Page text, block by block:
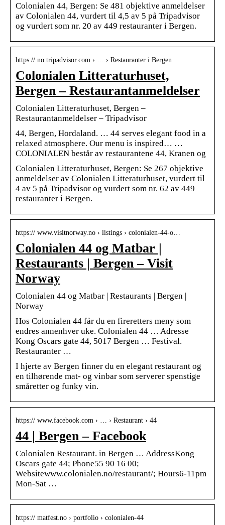
Colonialen 44, Bergen: Se 481 objektive anmeldelser
av Colonialen 44, vurdert til 4,5 av 5 på Tripadvisor
og vurdert som nr. 20 av 449 restauranter i Bergen.
https:// no.tripadvisor.com › … › Restauranter i Bergen
Colonialen Litteraturhuset,
Bergen – Restaurantanmeldelser
Colonialen Litteraturhuset, Bergen –
Restaurantanmeldelser – Tripadvisor
44, Bergen, Hordaland. … 44 serves elegant food in a
relaxed atmosphere. Our menu is inspired… …
COLONIALEN består av restaurantene 44, Kranen og
Colonialen Litteraturhuset, Bergen: Se 267 objektive
anmeldelser av Colonialen Litteraturhuset, vurdert til
4 av 5 på Tripadvisor og vurdert som nr. 62 av 449
restauranter i Bergen.
https:// www.visitnorway.no › listings › colonialen-44-o…
Colonialen 44 og Matbar |
Restaurants | Bergen – Visit
Norway
Colonialen 44 og Matbar | Restaurants | Bergen |
Norway
Hos Colonialen 44 får du en fireretters meny som
endres annenhver uke. Colonialen 44 … Adresse
Kong Oscars gate 44, 5017 Bergen … Festival.
Restauranter …
I hjerte av Bergen finner du en elegant restaurant og
en tilhørende mat- og vinbar som serverer spenstige
småretter og funky vin.
https:// www.facebook.com › … › Restaurant › 44
44 | Bergen – Facebook
Colonialen Restaurant. in Bergen … AddressKong
Oscars gate 44; Phone55 90 16 00;
Websitewww.colonialen.no/restaurant/; Hours6-11pm
Mon-Sat …
https:// matfest.no › portfolio › colonialen-44